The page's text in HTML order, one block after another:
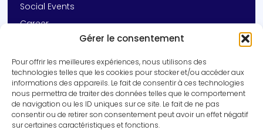
Gérer le consentement
Pour offrir les meilleures expériences, nous utilisons des
technologies telles que les cookies pour stocker et/ou accéder aux
informations des appareils. Le fait de consentir à ces technologies
nous permettra de traiter des données telles que le comportement
de navigation ou les ID uniques sur ce site. Le fait de ne pas
consentir ou de retirer son consentement peut avoir un effet négatif
sur certaines caractéristiques et fonctions.
Social Events
Career
Get In Touch
+33 (0)3 20 16 92 14
vincent.prevot@inserm.fr
Inserm UMR-S 1172 | University of Lille
1 rue Michel Polowski, 59045 Lille cedex